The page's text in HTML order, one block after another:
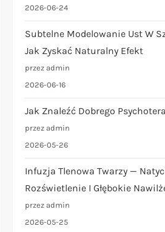
2026-06-24
Subtelne Modelowanie Ust W
Jak Zyskać Naturalny Efekt
przez admin
2026-06-16
Jak Znaleźć Dobrego
przez admin
2026-05-26
Infuzja Tlenowa Twarzy —
Rozświetlenie I Głębokie
przez admin
2026-05-25